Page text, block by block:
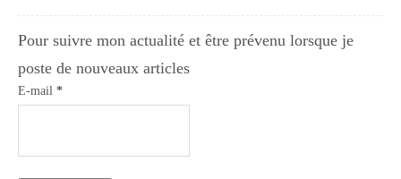
Pour suivre mon actualité et être prévenu lorsque je
poste de nouveaux articles
E-mail *